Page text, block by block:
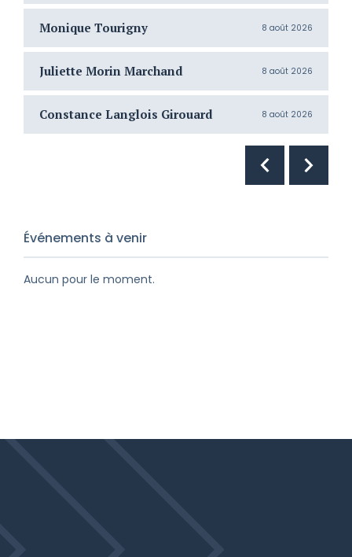
Monique Tourigny 8 août 2026
Juliette Morin Marchand 8 août 2026
Constance Langlois Girouard 8 août 2026
Événements à venir
Aucun pour le moment.